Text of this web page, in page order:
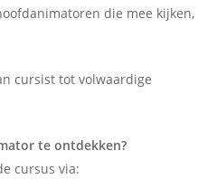
die mee kijken,
cursist tot volwaardige
te ontdekken?
cursus via: